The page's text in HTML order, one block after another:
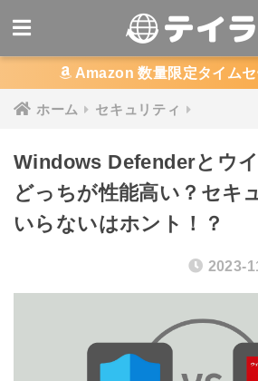
Amazon 数量限定タイム
ホーム セキュリティ
Windows Defenderとウ
どっちが性能高い？セキ
いらないはホント！？
2023-